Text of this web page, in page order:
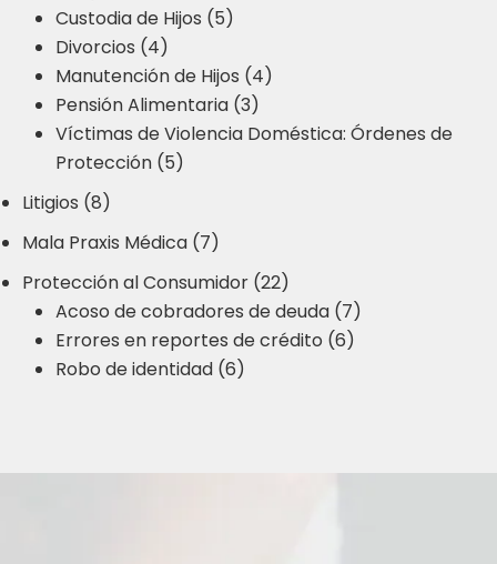
Custodia de Hijos (5)
Divorcios (4)
Manutención de Hijos (4)
Pensión Alimentaria (3)
Víctimas de Violencia Doméstica: Órdenes de
Protección (5)
Litigios (8)
Mala Praxis Médica (7)
Protección al Consumidor (22)
Acoso de cobradores de deuda (7)
Errores en reportes de crédito (6)
Robo de identidad (6)